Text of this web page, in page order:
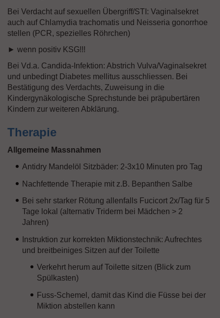
Bei Verdacht auf sexuellen Übergriff/STI: Vaginalsekret
auch auf Chlamydia trachomatis und Neisseria gonorrhoe
stellen (PCR, spezielles Röhrchen)
► wenn positiv KSG!!!
Bei Vd.a. Candida-Infektion: Abstrich Vulva/Vaginalsekret
und unbedingt Diabetes mellitus ausschliessen. Bei
Bestätigung des Verdachts, Zuweisung in die
Kindergynäkologische Sprechstunde bei präpubertären
Kindern zur weiteren Abklärung.
Therapie
Allgemeine Massnahmen
Antidry Mandelöl Sitzbäder: 2-3x10 Minuten pro Tag
Nachfettende Therapie mit z.B. Bepanthen Salbe
Bei sehr starker Rötung allenfalls Fucicort 2x/Tag für 5
Tage lokal (alternativ Triderm bei Mädchen > 2
Jahren)
Instruktion zur korrekten Miktionstechnik: Aufrechtes
und breitbeiniges Sitzen auf der Toilette
Verkehrt herum auf Toilette sitzen (Blick zum
Spülkasten)
Fuss-Schemel, damit das Kind die Füsse bei der
Miktion abstellen kann